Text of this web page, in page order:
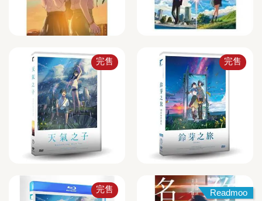
完售 完售
完售 Readmoo